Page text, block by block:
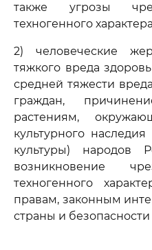
также угрозы
техногенного
2) человеческие
тяжкого вреда
средней тяжести
граждан,
растениям,
культурного
культуры) народов
возникновение
техногенного
правам, законным
страны и безопасности